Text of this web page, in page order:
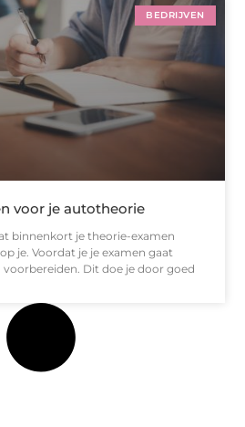
BEDRIJVEN
voor je autotheorie
binnenkort je theorie-examen
je. Voordat je je examen gaat
Dit doe je door goed